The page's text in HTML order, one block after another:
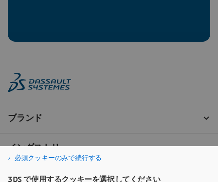
必須クッキーのみで続行する
3DS で使用するクッキーを選択してください